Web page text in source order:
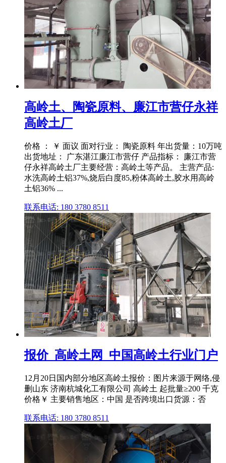
高岭土、陶瓷原料、廉江市营仔永祥
高岭土厂
价格 ： ￥ 面议 面对行业： 陶瓷原料 年出货量：10万吨
出货地址： 广东湛江廉江市营仔 产品指标： 廉江市营
仔永祥高岭土厂主要经营：高岭土等产品。 主营产品:
水洗高岭土铝37%,烧后白度85,粉体高岭土,胶水用高岭
土铝36% ...
联系电话: 180 3780 8511
报价_高岭土网_中国高岭土行业门户
12月20日国内部分地区高岭土报价：图片来源于网络,侵
删山东 济南杭城化工有限公司 高岭土 起批量≥200 千克
价格￥ 主要销售地区：中国 是否跨境出口货源：否
联系电话: 180 3780 8511